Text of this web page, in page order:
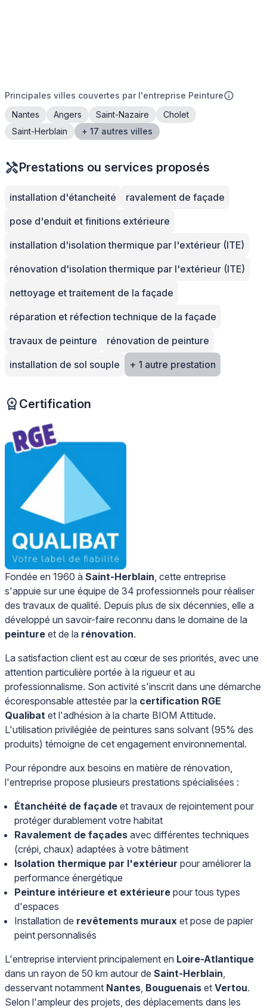
Principales villes couvertes par l'entreprise Peinture
Nantes
Angers Saint-Nazaire
Cholet
Saint-Herblain
+ 17 autres villes
Prestations ou services proposés
installation d'étancheité
ravalement de façade
pose d'enduit et finitions extérieure
installation d'isolation thermique par l'extérieur (ITE)
rénovation d'isolation thermique par l'extérieur (ITE)
nettoyage et traitement de la façade
réparation et réfection technique de la façade
travaux de peinture
rénovation de peinture
installation de sol souple
+ 1 autre prestation
Certification
Fondée en 1960 à Saint-Herblain, cette entreprise
s'appuie sur une équipe de 34 professionnels pour réaliser
des travaux de qualité. Depuis plus de six décennies, elle a
développé un savoir-faire reconnu dans le domaine de la
peinture et de la rénovation.
La satisfaction client est au cœur de ses priorités, avec une
attention particulière portée à la rigueur et au
professionnalisme. Son activité s'inscrit dans une démarche
écoresponsable attestée par la certification RGE
Qualibat et l'adhésion à la charte BIOM Attitude.
L'utilisation privilégiée de peintures sans solvant (95% des
produits) témoigne de cet engagement environnemental.
Pour répondre aux besoins en matière de rénovation,
l'entreprise propose plusieurs prestations spécialisées :
Étanchéité de façade et travaux de rejointement pour
protéger durablement votre habitat
Ravalement de façades avec différentes techniques
(crépi, chaux) adaptées à votre bâtiment
Isolation thermique par l'extérieur pour améliorer la
performance énergétique
Peinture intérieure et extérieure pour tous types
d'espaces
Installation de revêtements muraux et pose de papier
peint personnalisés
L'entreprise intervient principalement en Loire-Atlantique
dans un rayon de 50 km autour de Saint-Herblain,
desservant notamment Nantes, Bouguenais et Vertou.
Selon l'ampleur des projets, des déplacements dans les